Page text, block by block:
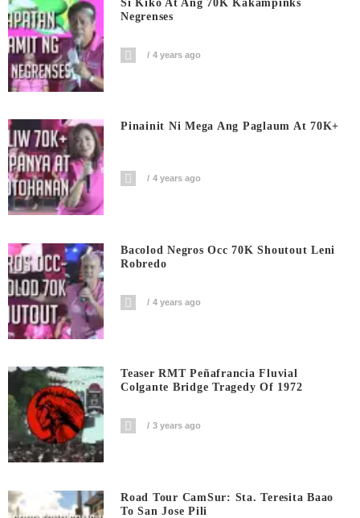
Si Kiko At Ang 70K Kakampinks
Negrenses
4 years ago
Pinainit Ni Mega Ang Paglaum At 70K+
4 years ago
Bacolod Negros Occ 70K Shoutout Leni
Robredo
4 years ago
Teaser RMT Peñafrancia Fluvial
Colgante Bridge Tragedy Of 1972
3 years ago
Road Tour CamSur: Sta. Teresita Baao
To San Jose Pili